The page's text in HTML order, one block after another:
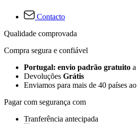
Contacto
Qualidade comprovada
Compra segura e confiável
Portugal: envio padrão gratuito
Devoluções Grátis
Enviamos para mais de 40 países
Pagar com segurança com
Tranferência antecipada